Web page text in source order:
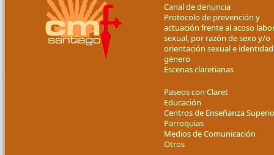
Canal de denuncia
Protocolo de prevención y
actuación frente al acoso
sexual, por razón de sexo y/o
orientación sexual e
género
Escenas claretianas
Paseos con Claret
Educación
Centros de Enseñanza
Parroquias
Medios de Comunicación
Otros